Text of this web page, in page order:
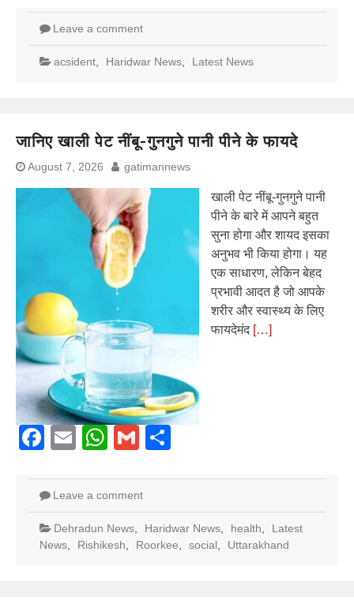
Leave a comment
acsident Haridwar News Latest News
जानिए खाली पेट नींबू-गुनगुने पानी पीने के फायदे
August 7, 2026 gatimannews
खाली पेट नींबू-गुनगुने पानी
पीने के बारे में आपने बहुत
सुना होगा और शायद इसका
अनुभव भी किया होगा। यह
एक साधारण, लेकिन बेहद
प्रभावी आदत है जो आपके
शरीर और स्वास्थ्य के लिए
फायदेमंद […]
Facebook
EmailWhatsApp
Gmail
Leave a comment
Dehradun News Haridwar News health
Latest
News
Rishikesh Roorkee social Uttarakhand